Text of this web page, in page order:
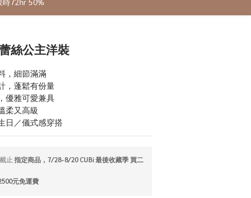
絲公主洋裝
，細節滿滿
，蓬鬆有份量
優雅可愛兼具
柔又高級
日／儀式感穿搭
止 指定商品，7/28-8/20 CUBi 最後收藏季 買二
元免運費